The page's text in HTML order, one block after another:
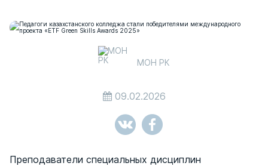
МОН РК
09.02.2026
Преподаватели специальных дисциплин